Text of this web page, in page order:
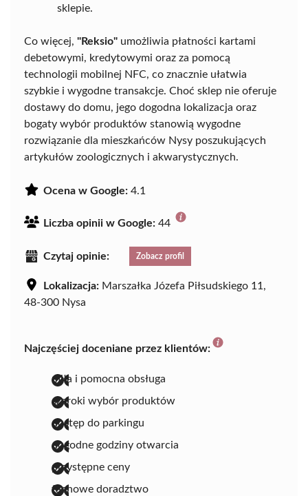
sklepie.
Co więcej, "Reksio" umożliwia płatności kartami
debetowymi, kredytowymi oraz za pomocą
technologii mobilnej NFC, co znacznie ułatwia
szybkie i wygodne transakcje. Choć sklep nie oferuje
dostawy do domu, jego dogodna lokalizacja oraz
bogaty wybór produktów stanowią wygodne
rozwiązanie dla mieszkańców Nysy poszukujących
artykułów zoologicznych i akwarystycznych.
Ocena w Google: 4.1
Liczba opinii w Google: 44
Czytaj opinie: Zobacz profil
Lokalizacja: Marszałka Józefa Piłsudskiego 11,
48-300 Nysa
Najczęściej doceniane przez klientów:
miła i pomocna obsługa
szeroki wybór produktów
dostęp do parkingu
dogodne godziny otwarcia
przystępne ceny
fachowe doradztwo